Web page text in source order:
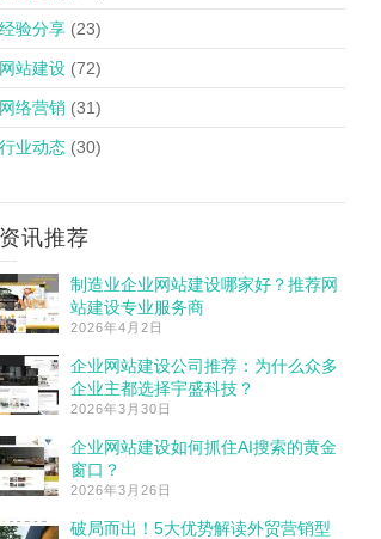
经验分享 (23)
网站建设 (72)
网络营销 (31)
行业动态 (30)
资讯推荐
制造业企业网站建设哪家好？推荐网
站建设专业服务商
2026年4月2日
企业网站建设公司推荐：为什么众多
企业主都选择宇盛科技？
2026年3月30日
企业网站建设如何抓住AI搜索的黄金
窗口？
2026年3月26日
破局而出！5大优势解读外贸营销型